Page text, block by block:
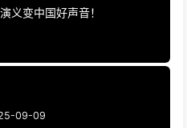
义变中国好声音！
09-09